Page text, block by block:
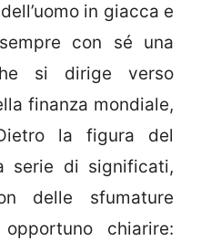
in giacca e
con sé una
si dirige verso
finanza mondiale,
la figura del
serie di significati,
delle sfumature
chiarire: